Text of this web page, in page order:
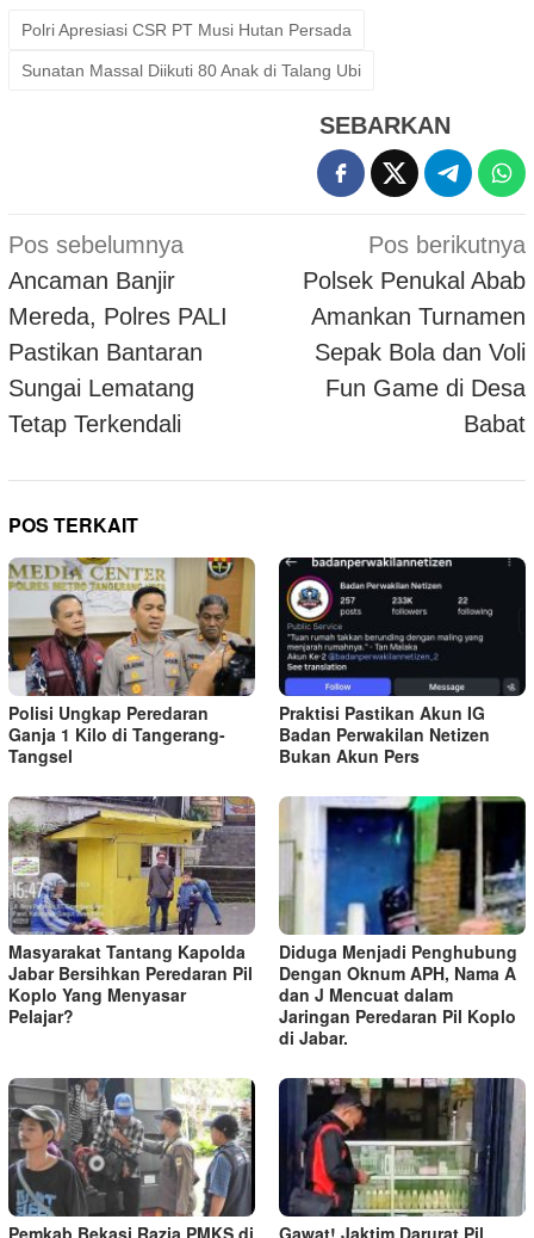
Polri Apresiasi CSR PT Musi Hutan Persada
Sunatan Massal Diikuti 80 Anak di Talang Ubi
SEBARKAN
Navigasi
pos
Pos sebelumnya
Ancaman Banjir
Mereda, Polres PALI
Pastikan Bantaran
Sungai Lematang
Tetap Terkendali
Pos berikutnya
Polsek Penukal Abab
Amankan Turnamen
Sepak Bola dan Voli
Fun Game di Desa
Babat
POS TERKAIT
Polisi Ungkap Peredaran
Ganja 1 Kilo di Tangerang-
Tangsel
Praktisi Pastikan Akun IG
Badan Perwakilan Netizen
Bukan Akun Pers
Masyarakat Tantang Kapolda
Jabar Bersihkan Peredaran Pil
Koplo Yang Menyasar
Pelajar?
Diduga Menjadi Penghubung
Dengan Oknum APH, Nama A
dan J Mencuat dalam
Jaringan Peredaran Pil Koplo
di Jabar.
Pemkab Bekasi Razia PMKS di Gawat! Jaktim Darurat Pil